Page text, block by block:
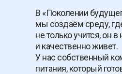
В «Поколении
мы создаём среду,
не только учится, он
и качественно живет.
У нас собственный
питания, который